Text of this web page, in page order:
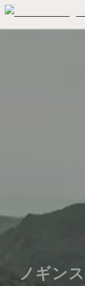
ノギン